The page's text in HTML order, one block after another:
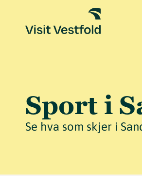
Sport i
Se hva som skjer i